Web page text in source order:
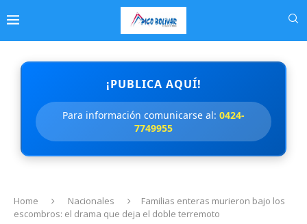
¡PUBLICA AQUÍ!
Para información comunicarse al: 0424-
7749955
Home Nacionales
Familias enteras murieron bajo los
escombros: el drama que deja el doble terremoto